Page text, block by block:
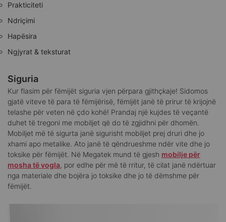
Prakticiteti
Ndriçimi
Hapësira
Ngjyrat & teksturat
Siguria
Kur flasim për fëmijët siguria vjen përpara gjithçkaje! Sidomos
gjatë viteve të para të fëmijërisë, fëmijët janë të prirur të krijojnë
telashe për veten në çdo kohë! Prandaj një kujdes të veçantë
duhet të tregoni me mobiljet që do të zgjidhni për dhomën.
Mobiljet më të sigurta janë sigurisht mobiljet prej druri dhe jo
xhami apo metalike. Ato janë të qëndrueshme ndër vite dhe jo
toksike për fëmijët. Në Megatek mund të gjesh mobilje për
mosha të vogla, por edhe për më të rritur, të cilat janë ndërtuar
nga materiale dhe bojëra jo toksike dhe jo të dëmshme për
fëmijët.